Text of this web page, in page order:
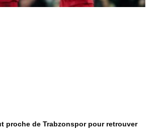
proche de Trabzonspor pour retrouver